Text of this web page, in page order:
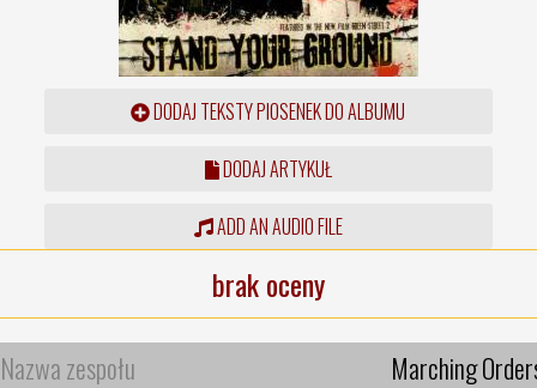
DODAJ TEKSTY PIOSENEK DO ALBUMU
DODAJ ARTYKUŁ
ADD AN AUDIO FILE
brak oceny
Nazwa zespołu
Marching